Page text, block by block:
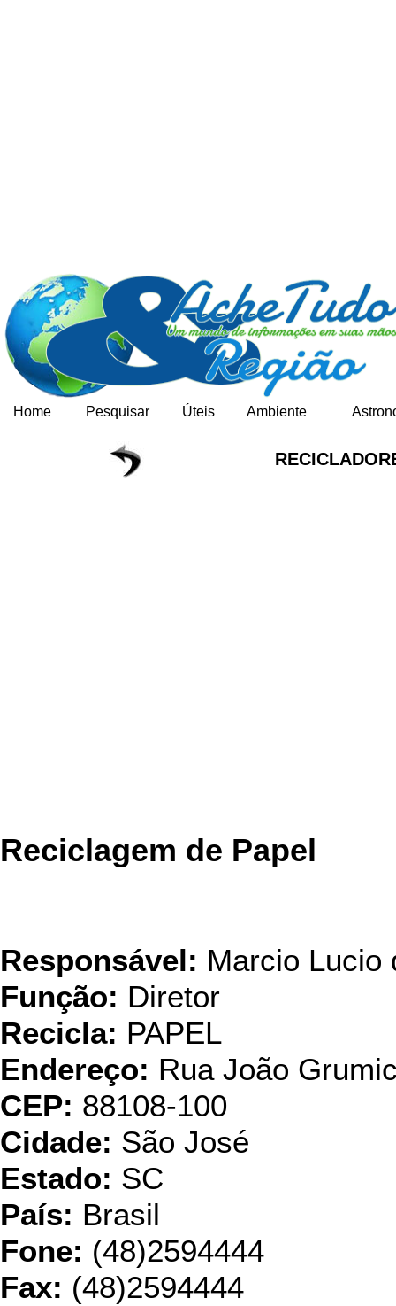
Home Pesquisar Úteis Ambiente
Reciclagem de Papel
Responsável: Marcio Lucio
Função: Diretor
Recicla: PAPEL
Endereço: Rua João
CEP: 88108-100
Cidade: São José
Estado: SC
País: Brasil
Fone: (48)2594444
Fax: (48)2594444